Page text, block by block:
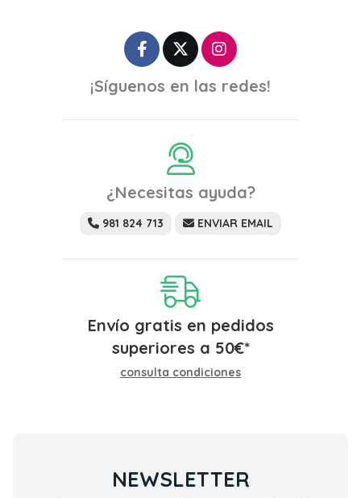
¡Síguenos en las redes!
¿Necesitas ayuda?
981 824 713 ENVIAR EMAIL
Envío gratis en pedidos
superiores a 50€*
consulta condiciones
NEWSLETTER